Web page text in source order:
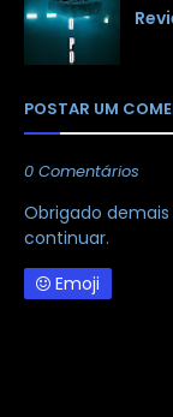
POSTAR UM
0 Comentários
Obrigado
continuar.
Emoji